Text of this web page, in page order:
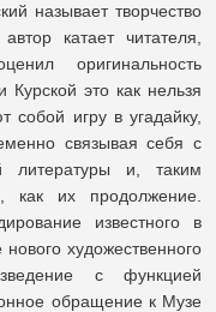
называет творчество
катает читателя,
оригинальность
Курской это как нельзя
собой игру в угадайку,
связывая себя с
литературы и, таким
как их продолжение.
известного в
художественного
с функцией
обращение к Музе